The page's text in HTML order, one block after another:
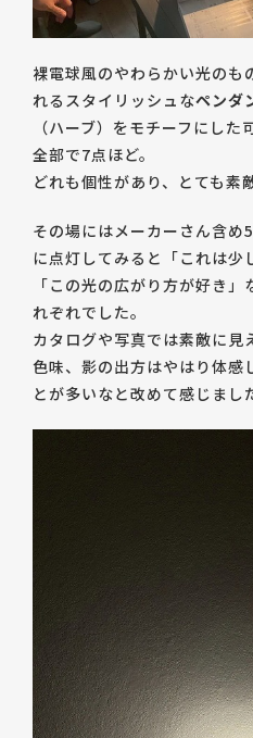
裸電球風のやわらかい光のも
れるスタイリッシュなペンダ
（ハーブ）をモチーフにした
全部で7点ほど。
どれも個性があり、とても素
その場にはメーカーさん含
に点灯してみると「これは少
「この光の広がり方が好き
れぞれでした。
カタログや写真では素敵に見
色味、影の出方はやはり体感
とが多いなと改めて感じまし